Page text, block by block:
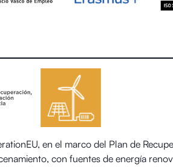
en el marco del Plan de
con fuentes de energía